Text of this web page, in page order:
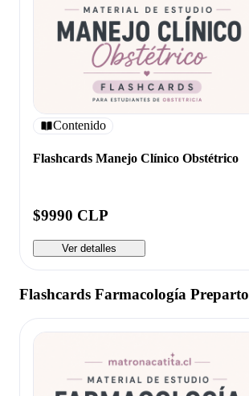
Contenido
Flashcards Manejo Clínico Obstétrico
$9990 CLP
Ver detalles
Flashcards Farmacología Preparto